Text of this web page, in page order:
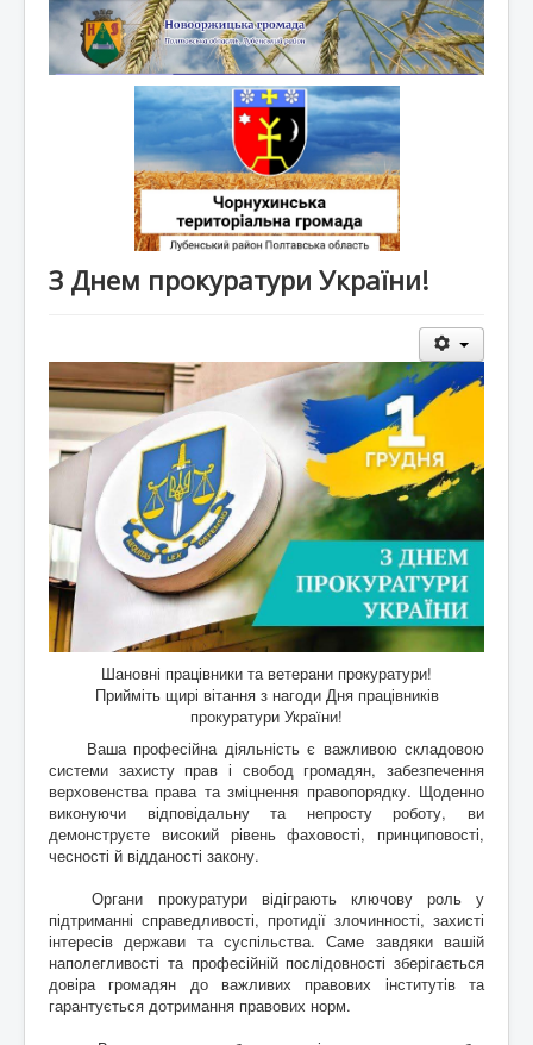
З Днем прокуратури України!
Шановні працівники та ветерани прокуратури!
Прийміть щирі вітання з нагоди Дня працівників
прокуратури України!
Ваша професійна діяльність є важливою складовою
системи захисту прав і свобод громадян, забезпечення
верховенства права та зміцнення правопорядку. Щоденно
виконуючи відповідальну та непросту роботу, ви
демонструєте високий рівень фаховості, принциповості,
чесності й відданості закону.
Органи прокуратури відіграють ключову роль у
підтриманні справедливості, протидії злочинності, захисті
інтересів держави та суспільства. Саме завдяки вашій
наполегливості та професійній послідовності зберігається
довіра громадян до важливих правових інститутів та
гарантується дотримання правових норм.